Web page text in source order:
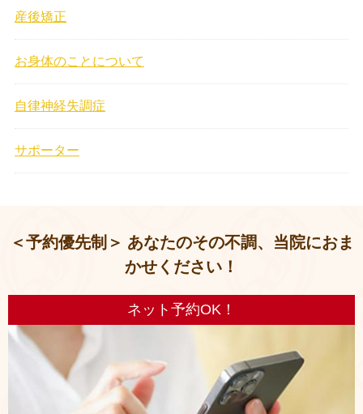
産後矯正
お身体のことについて
自律神経失調症
サポーター
＜予約優先制＞ あなたのその不調、当院におま
かせください！
ネット予約OK！